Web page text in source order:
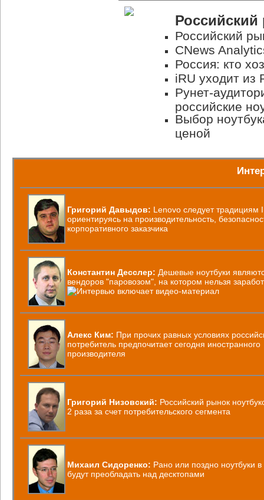
Российский
CNews
Россия: кто
iRU уходит из
Рунет-
российские
Выбор
ценой
Григорий Давыдов: Lenovo следует традициям
ориентируясь на производительность,
корпоративного заказчика
Константин Десслер: Дешевые ноутбуки
вендоров "паровозом", на котором нельзя
Алекс Ким: При прочих равных условиях
потребитель предпочитает сегодня иностранного
производителя
Григорий Низовский: Российский рынок
2 раза за счет потребительского сегмента
Михаил Сидоренко: Рано или поздно ноутбуки в
будут преобладать над десктопами